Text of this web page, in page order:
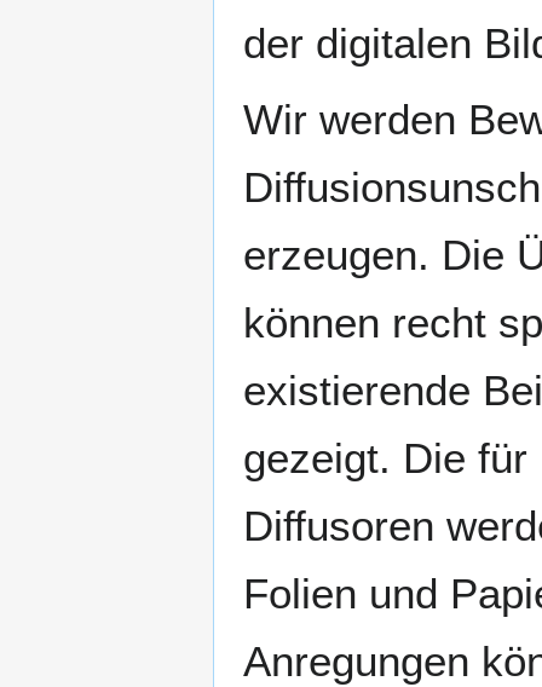
der digitalen
Wir werden
erzeugen. Die
können recht
existierende
gezeigt. Die
Diffusoren
Folien und
Anregungen